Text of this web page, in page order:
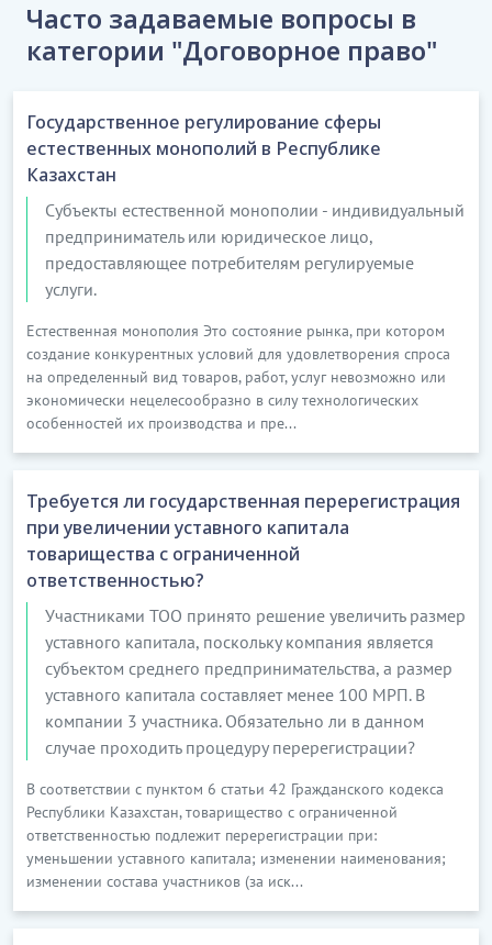
Часто задаваемые вопросы в
категории "Договорное право"
Государственное регулирование сферы
естественных монополий в Республике
Казахстан
Субъекты естественной монополии - индивидуальный
предприниматель или юридическое лицо,
предоставляющее потребителям регулируемые
услуги.
Естественная монополия Это состояние рынка, при котором
создание конкурентных условий для удовлетворения спроса
на определенный вид товаров, работ, услуг невозможно или
экономически нецелесообразно в силу технологических
особенностей их производства и пре...
Требуется ли государственная перерегистрация
при увеличении уставного капитала
товарищества с ограниченной
ответственностью?
Участниками ТОО принято решение увеличить размер
уставного капитала, поскольку компания является
субъектом среднего предпринимательства, а размер
уставного капитала составляет менее 100 МРП. В
компании 3 участника. Обязательно ли в данном
случае проходить процедуру перерегистрации?
В соответствии с пунктом 6 статьи 42 Гражданского кодекса
Республики Казахстан, товарищество с ограниченной
ответственностью подлежит перерегистрации при:
уменьшении уставного капитала; изменении наименования;
изменении состава участников (за иск...